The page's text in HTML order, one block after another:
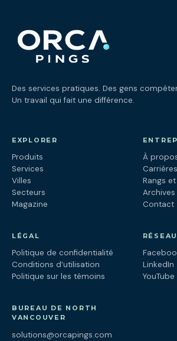
Des services pratiques. Des gens
Un travail qui fait une différence.
EXPLORER
Produits
Services
Villes
Secteurs
Magazine
À
Carrières
Rangs
Contact
LÉGAL
Politique de confidentialité
Conditions d’utilisation
Politique sur les témoins
LinkedIn
YouTube
BUREAU DE NORTH
VANCOUVER
solutions@orcapings.com